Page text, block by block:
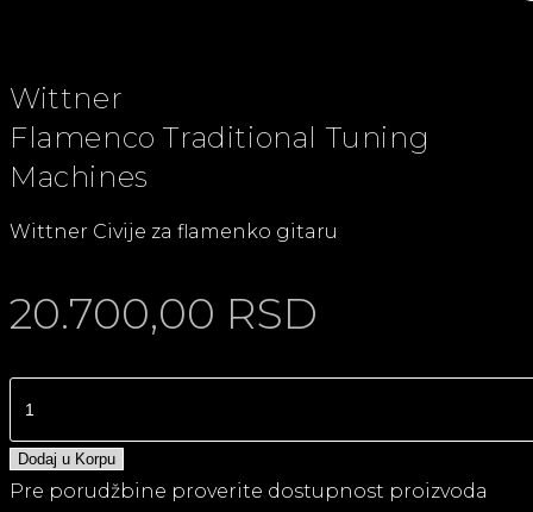
Wittner
Flamenco Traditional Tuning
Machines
Wittner Civije za flamenko gitaru
20.700,00 RSD
Dodaj u Korpu
Pre porudžbine proverite dostupnost proizvoda